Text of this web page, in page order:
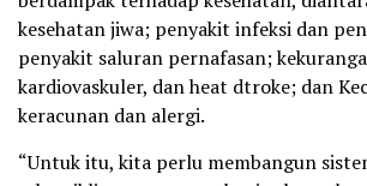
kesehatan jiwa; penyakit infeksi dan
penyakit saluran pernafasan;
kardiovaskuler, dan heat dtroke; dan
keracunan dan alergi.
“Untuk itu, kita perlu membangun